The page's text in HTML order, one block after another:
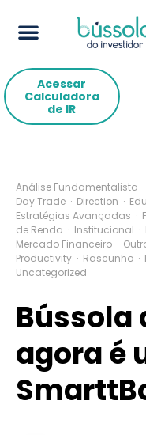
Acessar
Calculadora
de IR
Análise Fundamentalista ·
Day Trade · Direction ·
Estratégias Avançadas ·
de Renda · Institucional ·
Mercado Financeiro ·
Productivity · Rascunho ·
Uncategorized
Bússola
agora é